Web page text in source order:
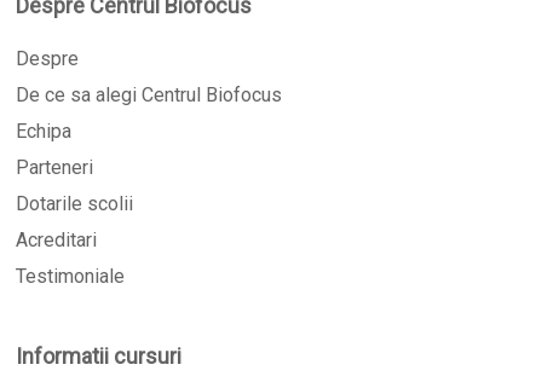
Despre Centrul Biofocus
Despre
De ce sa alegi Centrul Biofocus
Echipa
Parteneri
Dotarile scolii
Acreditari
Testimoniale
Informatii cursuri